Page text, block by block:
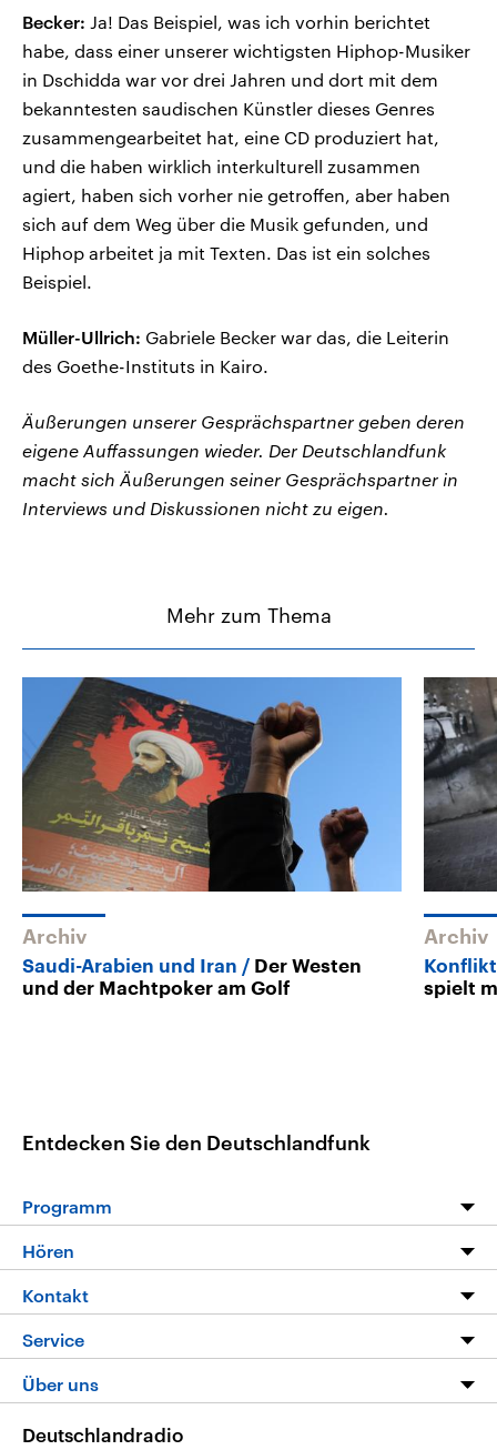
Becker: Ja! Das Beispiel, was ich vorhin berichtet
habe, dass einer unserer wichtigsten Hiphop-Musiker
in Dschidda war vor drei Jahren und dort mit dem
bekanntesten saudischen Künstler dieses Genres
zusammengearbeitet hat, eine CD produziert hat,
und die haben wirklich interkulturell zusammen
agiert, haben sich vorher nie getroffen, aber haben
sich auf dem Weg über die Musik gefunden, und
Hiphop arbeitet ja mit Texten. Das ist ein solches
Beispiel.
Müller-Ullrich: Gabriele Becker war das, die Leiterin
des Goethe-Instituts in Kairo.
Äußerungen unserer Gesprächspartner geben deren
eigene Auffassungen wieder. Der Deutschlandfunk
macht sich Äußerungen seiner Gesprächspartner in
Interviews und Diskussionen nicht zu eigen.
Mehr zum Thema
Archiv
Saudi-Arabien und Iran
Der Westen
und der Machtpoker am Golf
Archiv
spielt
Entdecken Sie den Deutschlandfunk
Programm
Programm
Die Nachrichten
Nachrichtenleicht
Neue Beiträge auf dlf.de
Hören
Livestream
Podcasts
Deutschlandfunk App
Nachrichten App
Kontakt
Hörerservice
Service
FAQ
Über uns
Deutschlandradio